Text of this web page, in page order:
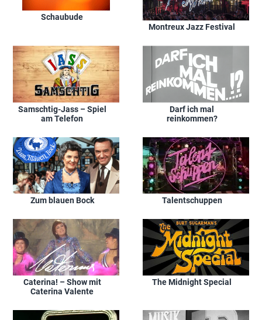
Schaubude
Montreux Jazz Festival
Samschtig-Jass – Spiel
am Telefon
Darf ich mal
reinkommen?
Zum blauen Bock Talentschuppen
Caterina! – Show mit
Caterina Valente
The Midnight Special